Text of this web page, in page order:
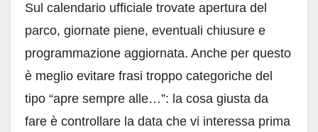
Sul calendario ufficiale trovate apertura del
parco, giornate piene, eventuali chiusure e
programmazione aggiornata. Anche per questo
è meglio evitare frasi troppo categoriche del
tipo “apre sempre alle…”: la cosa giusta da
fare è controllare la data che vi interessa prima